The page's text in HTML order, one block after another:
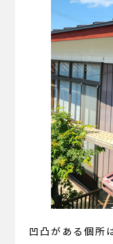
凹凸がある個所